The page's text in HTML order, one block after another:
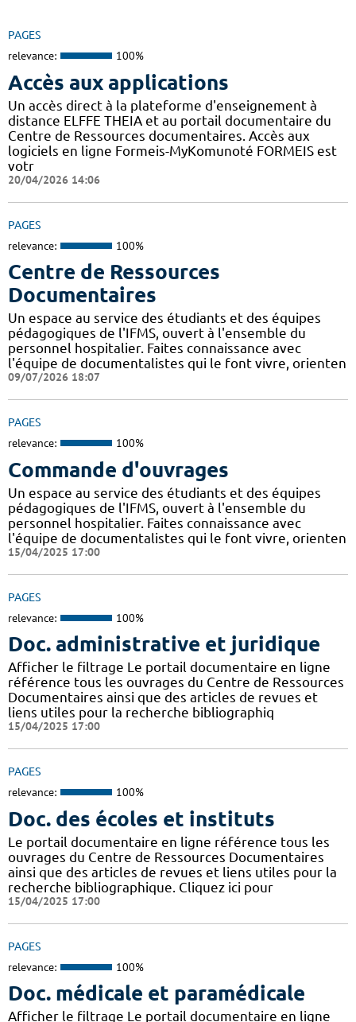
PAGES
relevance: 100%
Accès aux applications
Un accès direct à la plateforme d'enseignement à
distance ELFFE THEIA et au portail documentaire du
Centre de Ressources documentaires. Accès aux
logiciels en ligne Formeis-MyKomunoté FORMEIS est
votr
20/04/2026 14:06
PAGES
relevance: 100%
Centre de Ressources
Documentaires
Un espace au service des étudiants et des équipes
pédagogiques de l'IFMS, ouvert à l'ensemble du
personnel hospitalier. Faites connaissance avec
l'équipe de documentalistes qui le font vivre, orienten
09/07/2026 18:07
PAGES
relevance: 100%
Commande d'ouvrages
Un espace au service des étudiants et des équipes
pédagogiques de l'IFMS, ouvert à l'ensemble du
personnel hospitalier. Faites connaissance avec
l'équipe de documentalistes qui le font vivre, orienten
15/04/2025 17:00
PAGES
relevance: 100%
Doc. administrative et juridique
Afficher le filtrage Le portail documentaire en ligne
référence tous les ouvrages du Centre de Ressources
Documentaires ainsi que des articles de revues et
liens utiles pour la recherche bibliographiq
15/04/2025 17:00
PAGES
relevance: 100%
Doc. des écoles et instituts
Le portail documentaire en ligne référence tous les
ouvrages du Centre de Ressources Documentaires
ainsi que des articles de revues et liens utiles pour la
recherche bibliographique. Cliquez ici pour
15/04/2025 17:00
PAGES
relevance: 100%
Doc. médicale et paramédicale
Afficher le filtrage Le portail documentaire en ligne